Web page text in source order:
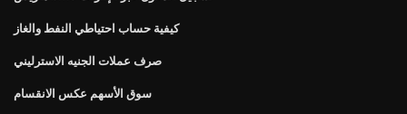
كيفية حساب احتياطي النفط والغاز
صرف عملات الجنيه الاسترليني
سوق الأسهم عكس الانقسام